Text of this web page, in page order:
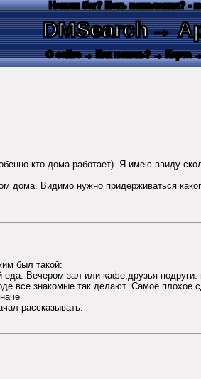
Нашли баг? Есть пожелания? -
DMSearch→
О сайте → Как искать? → Карта
кто дома работает). Я имею ввиду
дома. Видимо нужно придерживаться
был такой:
Вечером зал или кафе,друзья
все знакомые так делают. Самое плохое
рассказывать.